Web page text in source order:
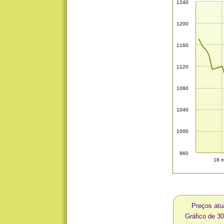
960
1000
1040
1080
1120
1160
1200
1240
18
Preços
Gráfico de